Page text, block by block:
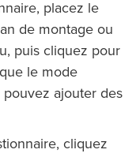
placez le
de montage ou
puis cliquez pour
le mode
ajouter des
cliquez